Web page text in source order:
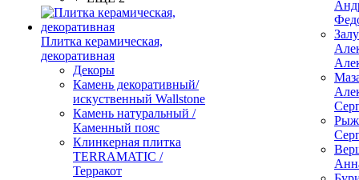
Плитка керамическая,
декоративная
Декоры
Камень декоративный/
искуственный Wallstone
Камень натуральный /
Каменный пояс
Клинкерная плитка
TERRAMATIC /
Терракот